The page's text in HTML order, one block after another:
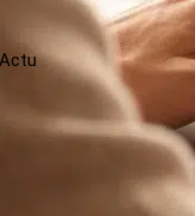
Actu